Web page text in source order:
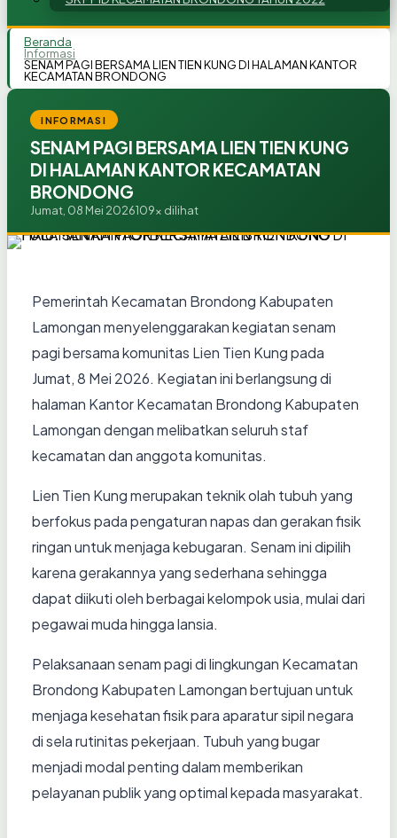
Beranda
Informasi
SENAM PAGI BERSAMA LIEN TIEN KUNG DI HALAMAN KANTOR
KECAMATAN BRONDONG
INFORMASI
SENAM PAGI BERSAMA LIEN TIEN KUNG
DI HALAMAN KANTOR KECAMATAN
BRONDONG
Jumat, 08 Mei 2026109x dilihat
Pemerintah Kecamatan Brondong Kabupaten
Lamongan menyelenggarakan kegiatan senam
pagi bersama komunitas Lien Tien Kung pada
Jumat, 8 Mei 2026. Kegiatan ini berlangsung di
halaman Kantor Kecamatan Brondong Kabupaten
Lamongan dengan melibatkan seluruh staf
kecamatan dan anggota komunitas.
Lien Tien Kung merupakan teknik olah tubuh yang
berfokus pada pengaturan napas dan gerakan fisik
ringan untuk menjaga kebugaran. Senam ini dipilih
karena gerakannya yang sederhana sehingga
dapat diikuti oleh berbagai kelompok usia, mulai dari
pegawai muda hingga lansia.
Pelaksanaan senam pagi di lingkungan Kecamatan
Brondong Kabupaten Lamongan bertujuan untuk
menjaga kesehatan fisik para aparatur sipil negara
di sela rutinitas pekerjaan. Tubuh yang bugar
menjadi modal penting dalam memberikan
pelayanan publik yang optimal kepada masyarakat.